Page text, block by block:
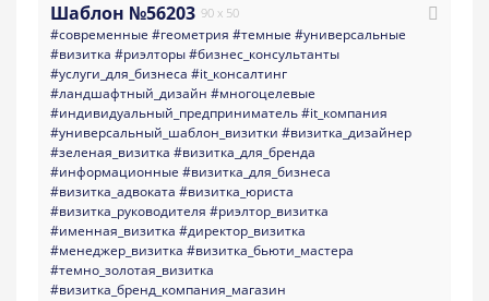
Шаблон №56203 90 x 50
#современные #геометрия #темные #универсальные
#визитка #риэлторы#бизнес_консультанты
#услуги_для_бизнеса #it_консалтинг
#ландшафтный_дизайн #многоцелевые
#индивидуальный_предприниматель#it_компания
#универсальный_шаблон_визитки #визитка_дизайнер
#зеленая_визитка #визитка_для_бренда
#информационные #визитка_для_бизнеса
#визитка_адвоката #визитка_юриста
#визитка_руководителя #риэлтор_визитка
#именная_визитка #директор_визитка
#менеджер_визитка #визитка_бьюти_мастера
#темно_золотая_визитка
#визитка_бренд_компания_магазин